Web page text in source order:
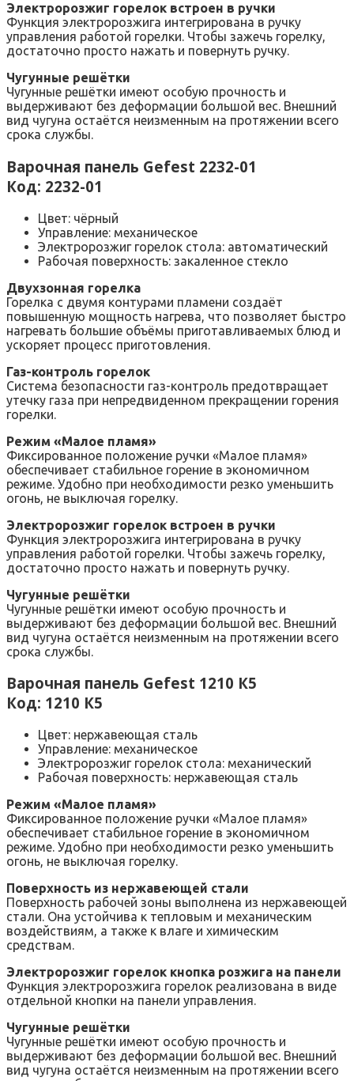
Электророзжиг горелок встроен в ручки
Функция электророзжига интегрирована в ручку
управления работой горелки. Чтобы зажечь горелку,
достаточно просто нажать и повернуть ручку.
Чугунные решётки
Чугунные решётки имеют особую прочность и
выдерживают без деформации большой вес. Внешний
вид чугуна остаётся неизменным на протяжении всего
срока службы.
Варочная панель Gefest 2232-01
Код: 2232-01
Цвет: чёрный
Управление: механическое
Электророзжиг горелок стола: автоматический
Рабочая поверхность: закаленное стекло
Двухзонная горелка
Горелка с двумя контурами пламени создаёт
повышенную мощность нагрева, что позволяет быстро
нагревать большие объёмы приготавливаемых блюд и
ускоряет процесс приготовления.
Газ-контроль горелок
Система безопасности газ-контроль предотвращает
утечку газа при непредвиденном прекращении горения
горелки.
Режим «Малое пламя»
Фиксированное положение ручки «Малое пламя»
обеспечивает стабильное горение в экономичном
режиме. Удобно при необходимости резко уменьшить
огонь, не выключая горелку.
Электророзжиг горелок встроен в ручки
Функция электророзжига интегрирована в ручку
управления работой горелки. Чтобы зажечь горелку,
достаточно просто нажать и повернуть ручку.
Чугунные решётки
Чугунные решётки имеют особую прочность и
выдерживают без деформации большой вес. Внешний
вид чугуна остаётся неизменным на протяжении всего
срока службы.
Варочная панель Gefest 1210 К5
Код: 1210 К5
Цвет: нержавеющая сталь
Управление: механическое
Электророзжиг горелок стола: механический
Рабочая поверхность: нержавеющая сталь
Режим «Малое пламя»
Фиксированное положение ручки «Малое пламя»
обеспечивает стабильное горение в экономичном
режиме. Удобно при необходимости резко уменьшить
огонь, не выключая горелку.
Поверхность из нержавеющей стали
Поверхность рабочей зоны выполнена из нержавеющей
стали. Она устойчива к тепловым и механическим
воздействиям, а также к влаге и химическим
средствам.
Электророзжиг горелок кнопка розжига на панели
Функция электророзжига горелок реализована в виде
отдельной кнопки на панели управления.
Чугунные решётки
Чугунные решётки имеют особую прочность и
выдерживают без деформации большой вес. Внешний
вид чугуна остаётся неизменным на протяжении всего